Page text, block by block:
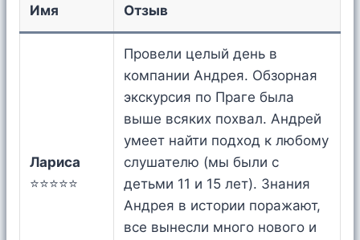
Имя Отзыв
Лариса
⭐⭐⭐⭐⭐
Провели целый день в
компании Андрея. Обзорная
экскурсия по Праге была
выше всяких похвал. Андрей
умеет найти подход к любому
слушателю (мы были с
детьми 11 и 15 лет). Знания
Андрея в истории поражают,
все вынесли много нового и